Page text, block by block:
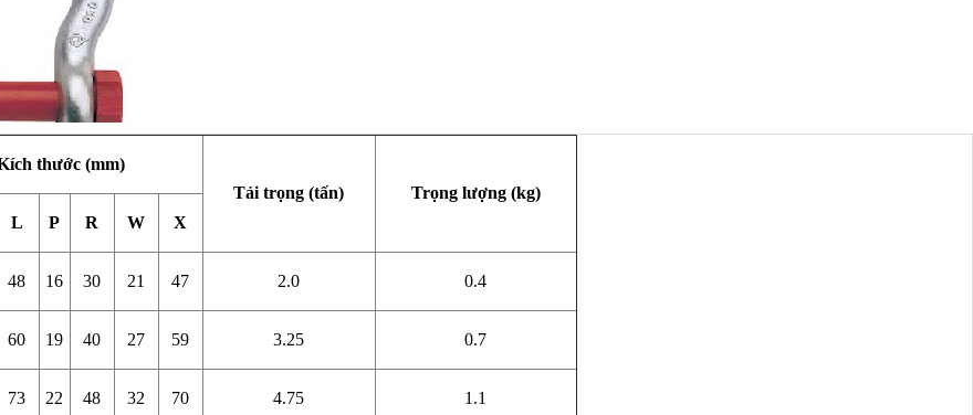
thước (mm)
Tải trọng (tấn)
Trọng lượng (kg)
L P R W X
48 16 30 21 47 2.0 0.4
60 19 40 27 59 3.25 0.7
73 22 48 32 70 4.75 1.1